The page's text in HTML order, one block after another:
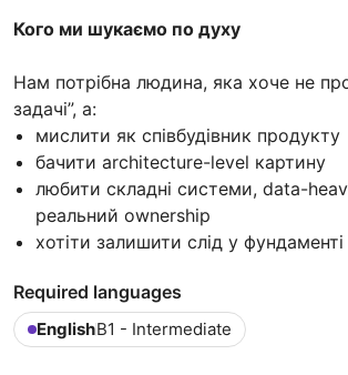
Кого ми шукаємо по духу
Нам потрібна людина, яка хоче не
задачі”, а:
мислити як співбудівник продукту
бачити architecture-level картину
любити складні системи, data-
реальний ownership
хотіти залишити слід у фундаменті
Required languages
EnglishB1 - Intermediate